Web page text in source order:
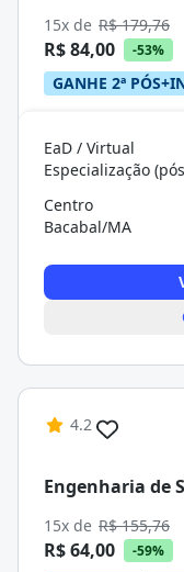
15x de R$ 179,76
R$ 84,00 -53%
GANHE 2ª
EaD / Virtual
Centro
Bacabal/MA
4.2
Engenharia de
15x de R$ 155,76
R$ 64,00 -59%